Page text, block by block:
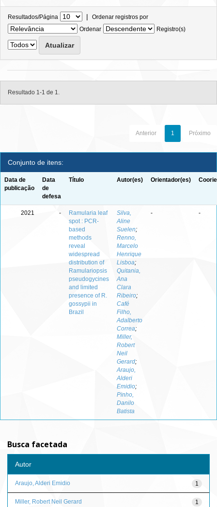
Resultados/Página | Ordenar registros por
Ordenar
Registro(s)
Resultado 1-1 de 1.
Anterior 1 Próximo
Conjunto de itens:
Data de
publicação
Data
de
defesa
Título Autor(es) Orientador(es)
2021 -
Ramularia leaf
spot : PCR-
based
methods
reveal
widespread
distribution of
Ramulariopsis
pseudogycines
and limited
presence of R.
gossypii in
Brazil
Silva,
Aline
Suelen;
Renno,
Marcelo
Henrique
Lisboa;
Quitania,
Ana
Clara
Ribeiro;
Café
Filho,
Adalberto
Correa;
Miller,
Robert
Neil
Gerard;
Araujo,
Alderi
Emidio;
Pinho,
Danilo
Batista
- -
Busca facetada
Autor
1
Araujo, Alderi Emidio
1
Miller, Robert Neil Gerard